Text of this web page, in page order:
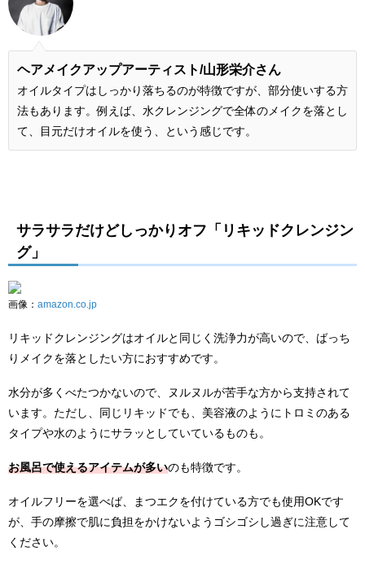
ヘアメイクアップアーティスト/山形栄介さん
オイルタイプはしっかり落ちるのが特徴ですが、部分使いする方
法もあります。例えば、水クレンジングで全体のメイクを落とし
て、目元だけオイルを使う、という感じです。
サラサラだけどしっかりオフ「リキッドクレンジン
グ」
画像： amazon.co.jp
リキッドクレンジングはオイルと同じく洗浄力が高いので、ばっち
りメイクを落としたい方におすすめです。
水分が多くべたつかないので、ヌルヌルが苦手な方から支持されて
います。ただし、同じリキッドでも、美容液のようにトロミのある
タイプや水のようにサラッとしていているものも。
お風呂で使えるアイテムが多いのも特徴です。
オイルフリーを選べば、まつエクを付けている方でも使用OKです
が、手の摩擦で肌に負担をかけないようゴシゴシし過ぎに注意して
ください。